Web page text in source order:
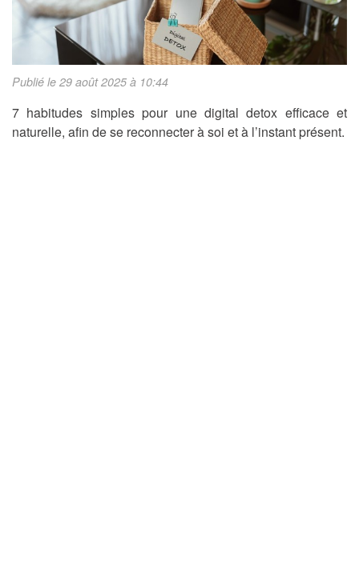
Publié le 29 août 2025 à 10:44
7 habitudes simples pour une digital detox efficace et
naturelle, afin de se reconnecter à soi et à l’instant présent.